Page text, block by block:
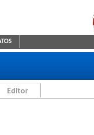
Editor